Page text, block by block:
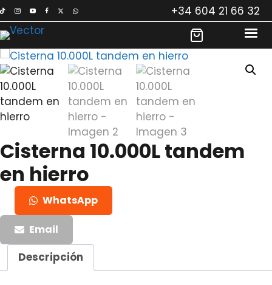
Saltar
al
contenido
+34 604 21 66 32
Cisterna 10.000L tandem
en hierro
WhatsApp
Email
Descripción